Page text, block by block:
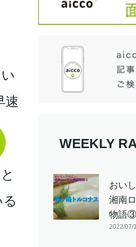
速
WEEKLY
おい
湘南
物語③
2022/07/